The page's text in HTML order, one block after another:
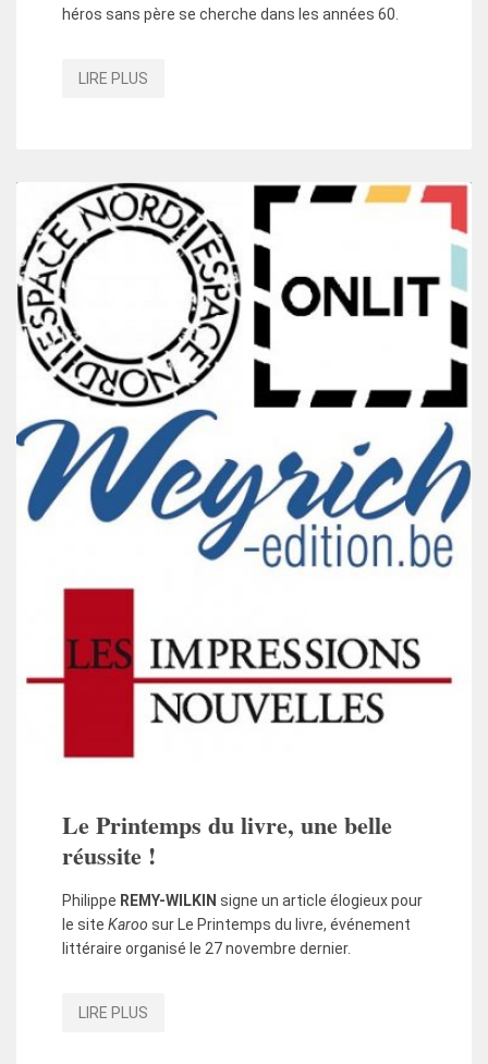
héros sans père se cherche dans les années 60.
LIRE PLUS
Le Printemps du livre, une belle
réussite !
Philippe REMY-WILKIN signe un article élogieux pour
le site Karoo sur Le Printemps du livre, événement
littéraire organisé le 27 novembre dernier.
LIRE PLUS